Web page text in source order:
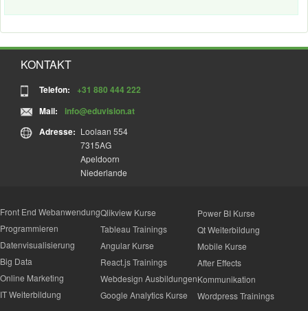
KONTAKT
Telefon:
+31 880 444 222
Mail:
info@eduvision.at
Adresse: Loolaan 554
7315AG
Apeldoorn
Niederlande
Front End Webanwendung
Programmieren
Datenvisualisierung
Big Data
Online Marketing
IT Weiterbildung
Qlikview Kurse
Tableau Trainings
Angular Kurse
React.js Trainings
Webdesign Ausbildungen
Google Analytics Kurse
Power BI Kurse
Qt Weiterbildung
Mobile Kurse
After Effects
Kommunikation
Wordpress Trainings